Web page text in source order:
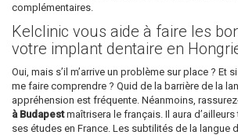
complémentaires.
Kelclinic vous aide à faire les
votre implant dentaire en
Oui, mais s’il m’arrive un problème sur place ? Et
me faire comprendre ? Quid de la barrière de la
appréhension est fréquente. Néanmoins,
à Budapestmaîtrisera le français. Il aura
ses études en France. Les subtilités de la langue